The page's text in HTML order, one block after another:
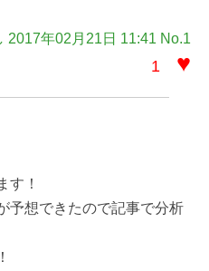
2017年02月21日 11:41 No.1
1 ♥
す！
予想できたので記事で分析